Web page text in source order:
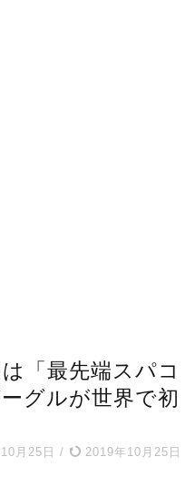
「最先端スパコ
グルが世界で初
月25日 / 2019年10月25日